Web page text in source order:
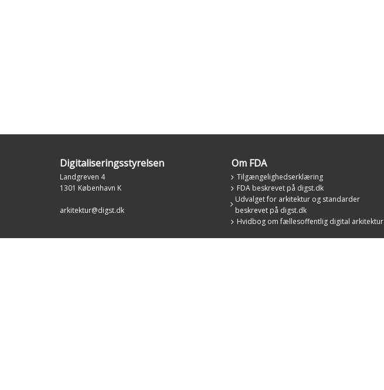
Digitaliseringsstyrelsen
Landgreven 4
1301 København K
arkitektur@digst.dk
Om FDA
Tilgængelighedserklæring
FDA beskrevet på digst.dk
Udvalget for arkitektur og standarder
beskrevet på digst.dk
Hvidbog om fællesoffentlig digital arkitektur